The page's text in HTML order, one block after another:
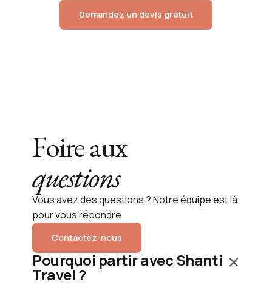
Demandez un devis gratuit
Foire aux
questions
Vous avez des questions ? Notre équipe est là
pour vous répondre
Contactez-nous
Pourquoi partir avec Shanti
Travel ?